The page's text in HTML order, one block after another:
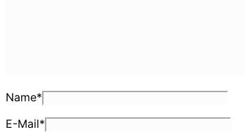
Name*
E-Mail*